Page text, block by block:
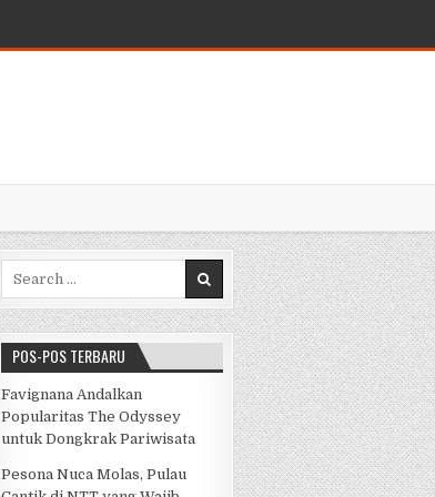
Search for:
POS-POS TERBARU
Favignana Andalkan
Popularitas The Odyssey
untuk Dongkrak Pariwisata
Pesona Nuca Molas, Pulau